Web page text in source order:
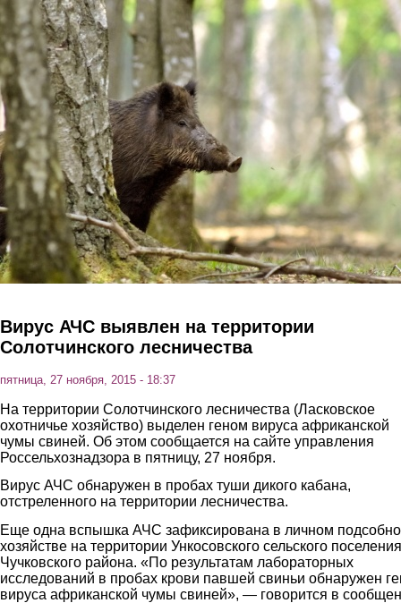
Перейти к основному содержанию
Вирус АЧС выявлен на территории
Солотчинского лесничества
пятница, 27 ноября, 2015 - 18:37
На территории Солотчинского лесничества (Ласковское
охотничье хозяйство) выделен геном вируса африканской
чумы свиней. Об этом сообщается на сайте управления
Россельхознадзора в пятницу, 27 ноября.
Вирус АЧС обнаружен в пробах туши дикого кабана,
отстреленного на территории лесничества.
Еще одна вспышка АЧС зафиксирована в личном
хозяйстве на территории Ункосовского сельского поселения
Чучковского района. «По результатам лабораторных
исследований в пробах крови павшей свиньи обнаружен
вируса африканской чумы свиней», — говорится в